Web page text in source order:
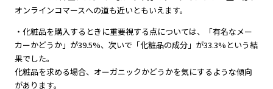
オンラインコマースへの道も近いともいえます。
・化粧品を購入するときに重要視する点については、「有名なメー
カーかどうか」が39.5%、次いで「化粧品の成分」が33.3%という結
果でした。
化粧品を求める場合、オーガニックかどうかを気にするような傾向
があります。